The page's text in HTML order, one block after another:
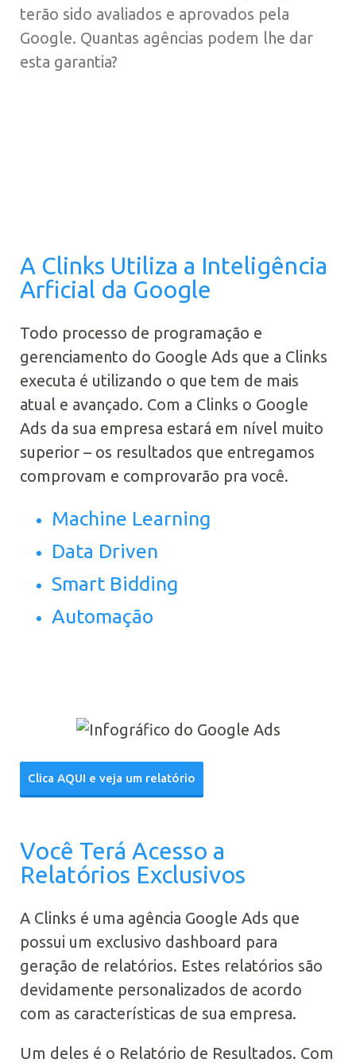
terão sido avaliados e aprovados pela
Google. Quantas agências podem lhe dar
esta garantia?
A Clinks Utiliza a Inteligência
Arficial da Google
Todo processo de programação e
gerenciamento do Google Ads que a Clinks
executa é utilizando o que tem de mais
atual e avançado. Com a Clinks o Google
Ads da sua empresa estará em nível muito
superior – os resultados que entregamos
comprovam e comprovarão pra você.
Machine Learning
Data Driven
Smart Bidding
Automação
Clica AQUI e veja um relatório
Você Terá Acesso a
Relatórios Exclusivos
A Clinks é uma agência Google Ads que
possui um exclusivo dashboard para
geração de relatórios. Estes relatórios são
devidamente personalizados de acordo
com as características de sua empresa.
Um deles é o Relatório de Resultados. Com